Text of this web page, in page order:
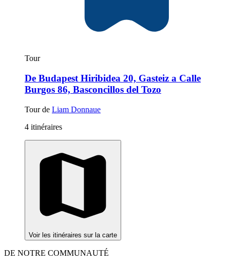
Tour
De Budapest Hiribidea 20, Gasteiz a Calle
Burgos 86, Basconcillos del Tozo
Tour de Liam Donnaue
4 itinéraires
Voir les itinéraires sur la carte
DE NOTRE COMMUNAUTÉ